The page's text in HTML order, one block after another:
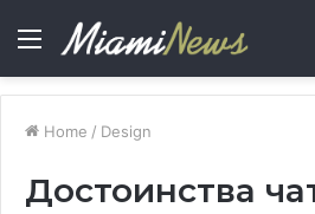
Menu
Home / Design
Достоинства